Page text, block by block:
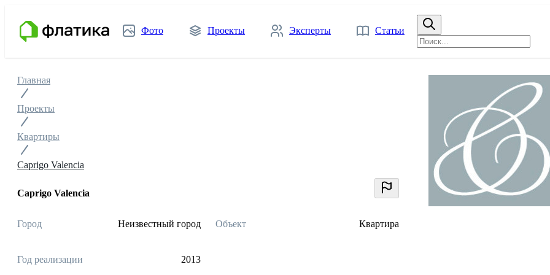
Фото Проекты Эксперты Статьи
Главная
Проекты
Квартиры
Caprigo Valencia
Caprigo Valencia
Город Неизвестный город Объект Квартира
Год реализации 2013